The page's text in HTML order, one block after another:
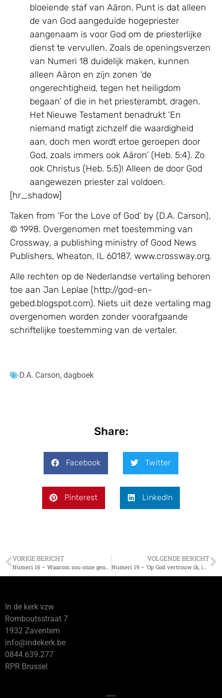
bloeiende staf van Aäron. Punt is dat alleen
de van God aangeduide hogepriester
aangenaam is voor God om de priesterlijke
dienst te vervullen. Zoals de openingsverzen
van Numeri 18 duidelijk maken, kunnen
alleen Aäron en zijn zonen ‘de
ongerechtigheid, tegen het heiligdom
begaan’ of die in het priesterambt, dragen.
Het Nieuwe Testament benadrukt ‘En
niemand matigt zichzelf die waardigheid
aan, doch men wordt ertoe geroepen door
God, zoals immers ook Aäron’ (Heb. 5:4). Zo
ook Christus (Heb. 5:5)! Alleen de door God
aangewezen priester zal voldoen.
[hr_shadow]
Taken from ‘For the Love of God’ by (D.A. Carson),
© 1998. Overgenomen met toestemming van
Crossway, a publishing ministry of Good News
Publishers, Wheaton, IL 60187, www.crossway.org.
Alle rechten op de Nederlandse vertaling behoren
toe aan Jan Leplae (http://god-en-
gebed.blogspot.com). Niets uit deze vertaling mag
overgenomen worden zonder voorafgaande
schriftelijke toestemming van de vertaler.
D.A. Carson, dagboek
Share:
Facebook Twitter
Pinterest LinkedIn
VORIGE BERICHT VOLGENDE BERICHT
In de kerk vzw
Romboutsstraat 7
1932 Zaventem
info@indekerk.be
0844.639.277
RPR Brussel